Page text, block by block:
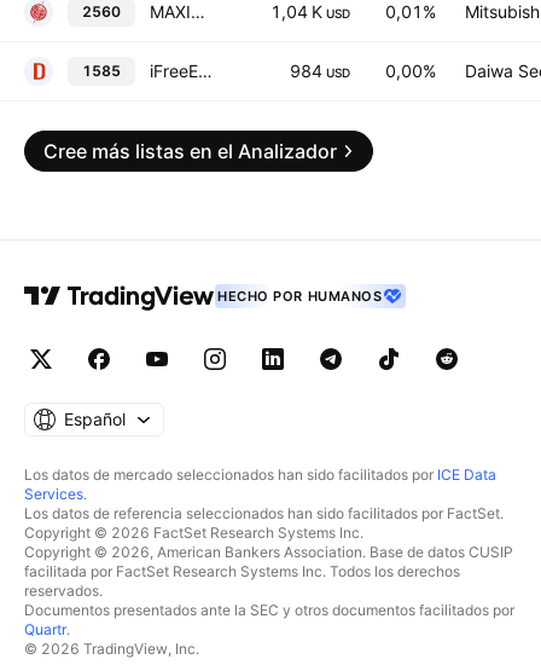
2560 MAXIS Carbon Efficient Japan Equity ETF Units 1,04 K USD 0,01%
1585 iFreeETF TOPIX Ex-Financials 984 USD 0,00% Daiwa
Cree más listas en el Analizador
HECHO POR HUMANOS
Español
Los datos de mercado seleccionados han sido facilitados por ICE Data
Services.
Los datos de referencia seleccionados han sido facilitados por FactSet.
Copyright © 2026 FactSet Research Systems Inc.
Copyright © 2026, American Bankers Association. Base de datos CUSIP
facilitada por FactSet Research Systems Inc. Todos los derechos
reservados.
Documentos presentados ante la SEC y otros documentos facilitados por
Quartr.
© 2026 TradingView, Inc.